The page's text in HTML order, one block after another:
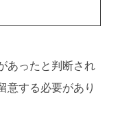
あったと判断され
意する必要があり